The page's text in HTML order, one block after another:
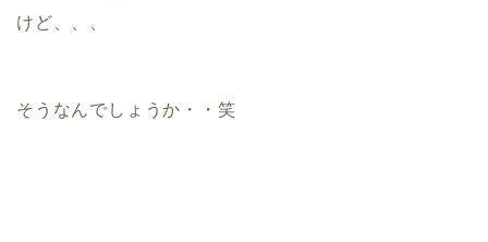
けど、、、
そうなんでしょうか・・笑